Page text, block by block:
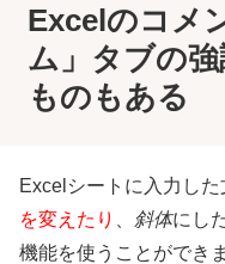
Excelのコメ
ム」タブの
ものもある
Excelシートに入力した
を変えたり
斜体にし
機能を使うことができま